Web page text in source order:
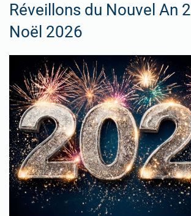
Réveillons du Nouvel An
Noël 2026